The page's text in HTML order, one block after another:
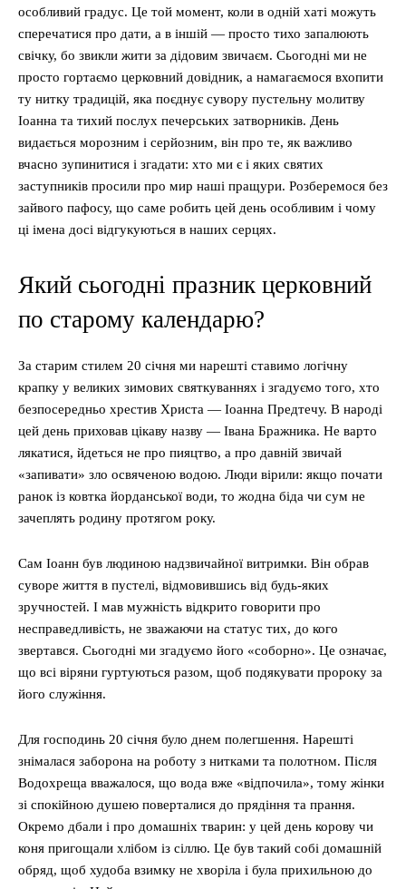
особливий градус. Це той момент, коли в одній хаті можуть
сперечатися про дати, а в іншій — просто тихо запалюють
свічку, бо звикли жити за дідовим звичаєм. Сьогодні ми не
просто гортаємо церковний довідник, а намагаємося вхопити
ту нитку традицій, яка поєднує сувору пустельну молитву
Іоанна та тихий послух печерських затворників. День
видається морозним і серйозним, він про те, як важливо
вчасно зупинитися і згадати: хто ми є і яких святих
заступників просили про мир наші пращури. Розберемося без
зайвого пафосу, що саме робить цей день особливим і чому
ці імена досі відгукуються в наших серцях.
Який сьогодні празник церковний
по старому календарю?
За старим стилем 20 січня ми нарешті ставимо логічну
крапку у великих зимових святкуваннях і згадуємо того, хто
безпосередньо хрестив Христа — Іоанна Предтечу. В народі
цей день приховав цікаву назву — Івана Бражника. Не варто
лякатися, йдеться не про пияцтво, а про давній звичай
«запивати» зло освяченою водою. Люди вірили: якщо почати
ранок із ковтка йорданської води, то жодна біда чи сум не
зачеплять родину протягом року.
Сам Іоанн був людиною надзвичайної витримки. Він обрав
суворе життя в пустелі, відмовившись від будь-яких
зручностей. І мав мужність відкрито говорити про
несправедливість, не зважаючи на статус тих, до кого
звертався. Сьогодні ми згадуємо його «соборно». Це означає,
що всі віряни гуртуються разом, щоб подякувати пророку за
його служіння.
Для господинь 20 січня було днем полегшення. Нарешті
знімалася заборона на роботу з нитками та полотном. Після
Водохреща вважалося, що вода вже «відпочила», тому жінки
зі спокійною душею поверталися до прядіння та прання.
Окремо дбали і про домашніх тварин: у цей день корову чи
коня пригощали хлібом із сіллю. Це був такий собі домашній
обряд, щоб худоба взимку не хворіла і була прихильною до